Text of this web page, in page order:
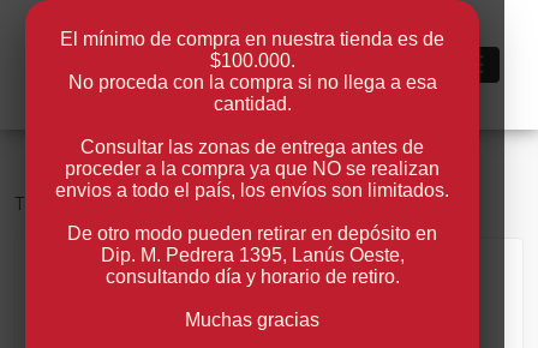
Tienda Dulce de Leche >Milkey
Volver
El mínimo de compra en nuestra tienda es de
$100.000.
No proceda con la compra si no llega a esa
cantidad.
Consultar las zonas de entrega antes de
proceder a la compra ya que NO se realizan
envios a todo el país, los envíos son limitados.
De otro modo pueden retirar en depósito en
Dip. M. Pedrera 1395, Lanús Oeste,
consultando día y horario de retiro.
Muchas gracias